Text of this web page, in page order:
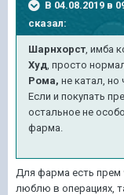
В 04.08.2019 в
сказал:
Шарнхорст, имба
Худ, просто
Рома, не катал, но
Если и покупать
остальное не
фарма.
Для фарма есть прем
люблю в операциях,